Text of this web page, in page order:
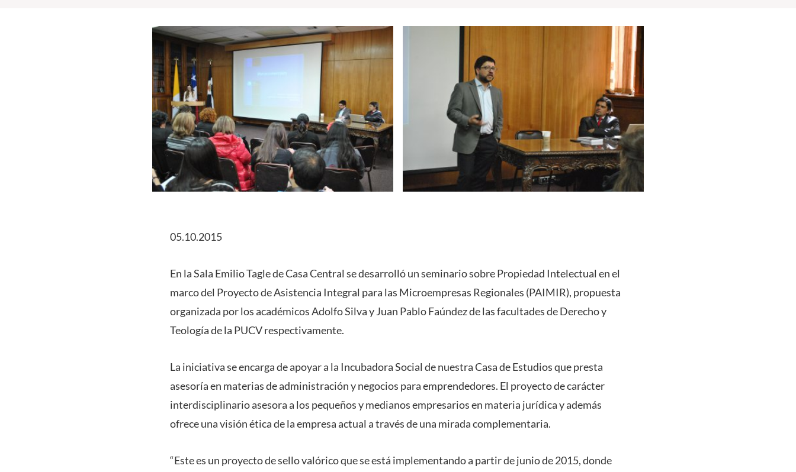
05.10.2015
En la Sala Emilio Tagle de Casa Central se desarrolló un seminario sobre Propiedad Intelectual en el
marco del Proyecto de Asistencia Integral para las Microempresas Regionales (PAIMIR), propuesta
organizada por los académicos Adolfo Silva y Juan Pablo Faúndez de las facultades de Derecho y
Teología de la PUCV respectivamente.
La iniciativa se encarga de apoyar a la Incubadora Social de nuestra Casa de Estudios que presta
asesoría en materias de administración y negocios para emprendedores. El proyecto de carácter
interdisciplinario asesora a los pequeños y medianos empresarios en materia jurídica y además
ofrece una visión ética de la empresa actual a través de una mirada complementaria.
“Este es un proyecto de sello valórico que se está implementando a partir de junio de 2015, donde